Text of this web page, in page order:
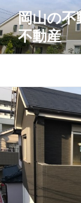
コ
ン
テ
ン
キ
ッ
プ
岡山の不
不動産